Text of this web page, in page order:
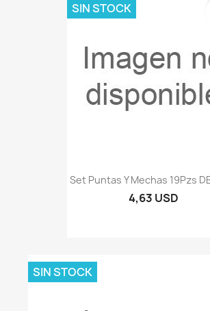
Set Puntas Y Mechas 19Pzs
4,63 USD
SIN STOCK
SIN STOCK